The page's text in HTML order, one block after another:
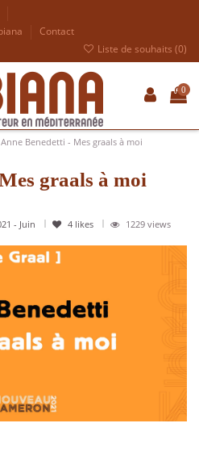
Contact
Liste de souhaits (0)
0
Anne Benedetti - Mes graals à moi
graals à moi
- Juin 4 likes 1229 views